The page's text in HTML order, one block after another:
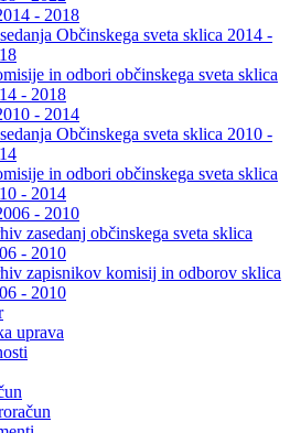
- 2018
Občinskega sveta sklica 2014 -
in odbori občinskega sveta sklica
- 2018
- 2014
Občinskega sveta sklica 2010 -
in odbori občinskega sveta sklica
- 2014
- 2010
zasedanj občinskega sveta sklica
- 2010
zapisnikov komisij in odborov sklica
- 2010
uprava